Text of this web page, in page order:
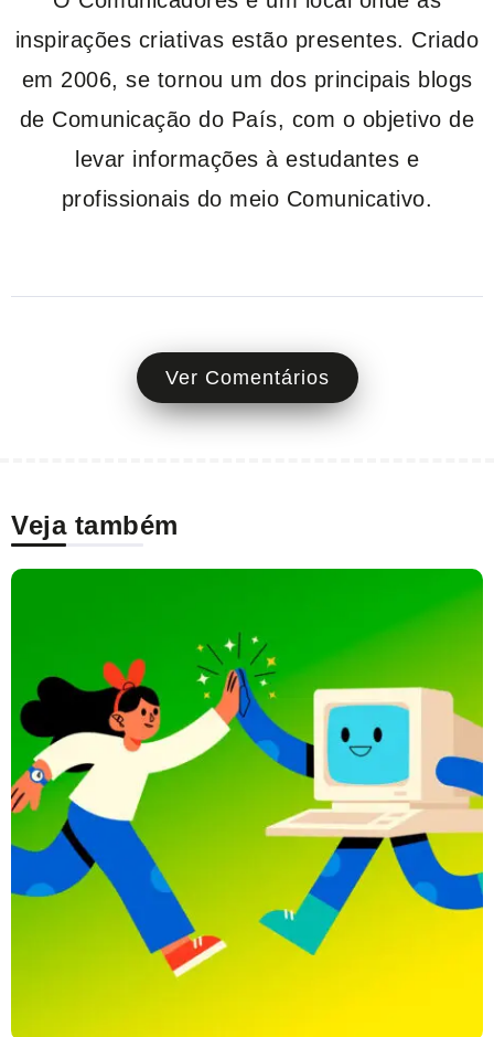
inspirações criativas estão presentes. Criado
em 2006, se tornou um dos principais blogs
de Comunicação do País, com o objetivo de
levar informações à estudantes e
profissionais do meio Comunicativo.
Ver Comentários
Veja também